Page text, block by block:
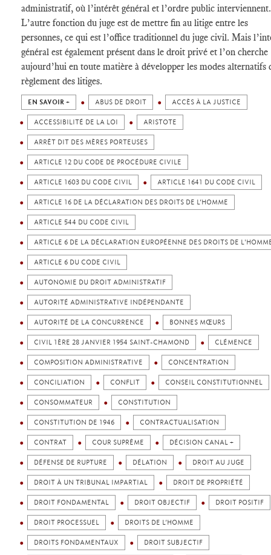
administratif, où l’intérêt général et l’ordre public interviennent.
L’autre fonction du juge est de mettre fin au litige entre les
personnes, ce qui est l’office traditionnel du juge civil. Mais
général est également présent dans le droit privé et l’on cherche
aujourd’hui en toute matière à développer les modes alternatifs
règlement des litiges.
EN SAVOIR + ABUS DE DROIT ACCÈS À LA JUSTICE
ACCESSIBILITÉ DE LA LOI ARISTOTE
ARRÊT DIT DES MÈRES PORTEUSES
ARTICLE 12 DU CODE DE PROCÉDURE CIVILE
ARTICLE 1603 DU CODE CIVIL ARTICLE 1641 DU CODE CIVIL
ARTICLE 16 DE LA DÉCLARATION DES DROITS DE L’HOMME
ARTICLE 544 DU CODE CIVIL
ARTICLE 6 DE LA DÉCLARATION EUROPÉENNE DES DROITS DE
ARTICLE 6 DU CODE CIVIL
AUTONOMIE DU DROIT ADMINISTRATIF
AUTORITÉ ADMINISTRATIVE INDÉPENDANTE
AUTORITÉ DE LA CONCURRENCE BONNES MŒURS
CIVIL 1ÈRE 28 JANVIER 1954 SAINT-CHAMOND CLÉMENCE
COMPOSITION ADMINISTRATIVE CONCENTRATION
CONCILIATION CONFLIT CONSEIL CONSTITUTIONNEL
CONSOMMATEUR CONSTITUTION
CONSTITUTION DE 1946 CONTRACTUALISATION
CONTRAT COUR SUPRÊME DÉCISION CANAL +
DÉFENSE DE RUPTURE DÉLATION DROIT AU JUGE
DROIT À UN TRIBUNAL IMPARTIAL DROIT DE PROPRIÉTÉ
DROIT FONDAMENTAL DROIT OBJECTIF DROIT POSITIF
DROIT PROCESSUEL DROITS DE L’HOMME
DROITS FONDAMENTAUX DROIT SUBJECTIF